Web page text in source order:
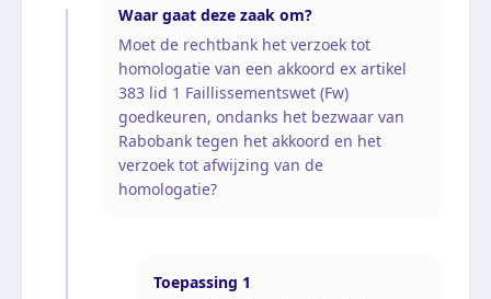
Waar gaat deze zaak om?
Moet de rechtbank het verzoek tot
homologatie van een akkoord ex artikel
383 lid 1 Faillissementswet (Fw)
goedkeuren, ondanks het bezwaar van
Rabobank tegen het akkoord en het
verzoek tot afwijzing van de
homologatie?
Toepassing 1